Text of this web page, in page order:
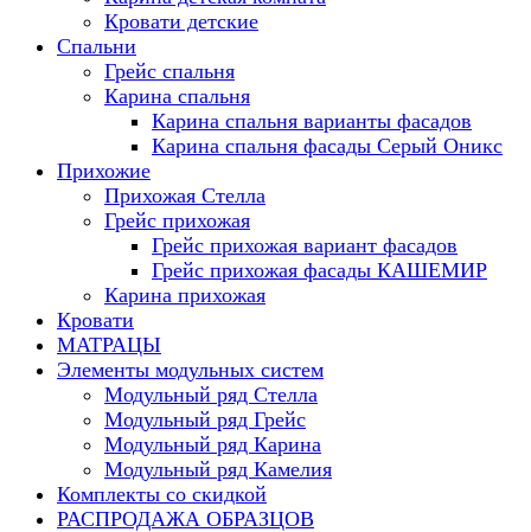
Кровати детские
Спальни
Грейс спальня
Карина спальня
Карина спальня варианты фасадов
Карина спальня фасады Серый Оникс
Прихожие
Прихожая Стелла
Грейс прихожая
Грейс прихожая вариант фасадов
Грейс прихожая фасады КАШЕМИР
Карина прихожая
Кровати
МАТРАЦЫ
Элементы модульных систем
Модульный ряд Стелла
Модульный ряд Грейс
Модульный ряд Карина
Модульный ряд Камелия
Комплекты со скидкой
РАСПРОДАЖА ОБРАЗЦОВ